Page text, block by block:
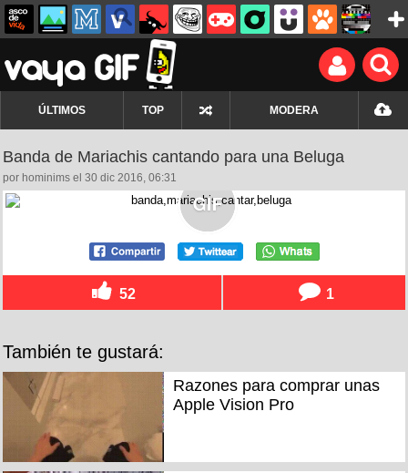
ÚLTIMOS TOP MODERA
Banda de Mariachis cantando para una Beluga
por hominims el 30 dic 2016, 06:31
52 1
También te gustará:
Razones para comprar unas
Apple Vision Pro